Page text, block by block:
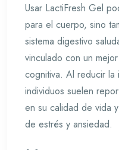
Usar LactiFresh Gel
para el cuerpo, sino
sistema digestivo
vinculado con un
cognitiva. Al reducir la
individuos suelen
en su calidad de vida
de estrés y ansiedad.